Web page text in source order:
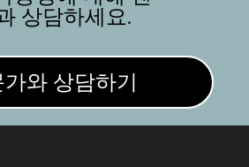
상담하세요.
와 상담하기